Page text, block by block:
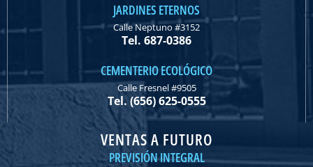
JARDINES ETERNOS
Calle Neptuno #3152
Tel. 687-0386
CEMENTERIO ECOLÓGICO
Calle Fresnel #9505
Tel. (656) 625-0555
VENTAS A FUTURO
PREVISIÓN INTEGRAL